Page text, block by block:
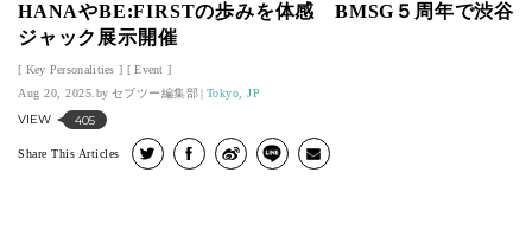
HANAやBE:FIRSTの歩みを体感 BMSG５周年で渋谷
ジャック展示開催
Key Personalities
Event
Aug 20, 2025.
セブツー編集部 Tokyo, JP
VIEW 405
Share This Articles